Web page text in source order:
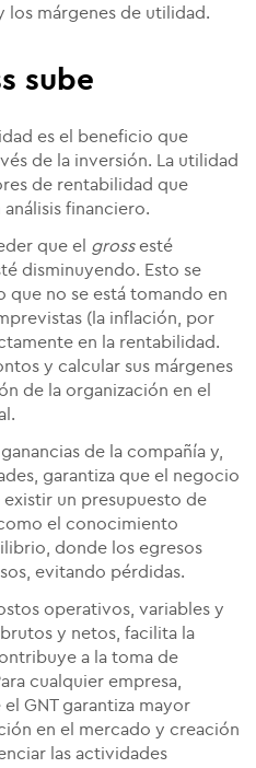
márgenes de utilidad.
sube
es el beneficio que
de la inversión. La utilidad
de rentabilidad que
financiero.
que el grossesté
disminuyendo. Esto se
que no se está tomando en
(la inflación, por
en la rentabilidad.
y calcular sus márgenes
de la organización en el
de la compañía y,
garantiza que el negocio
un presupuesto de
el conocimiento
donde los egresos
evitando pérdidas.
operativos, variables y
y netos, facilita la
a la toma de
cualquier empresa,
GNT garantiza mayor
en el mercado y creación
las actividades